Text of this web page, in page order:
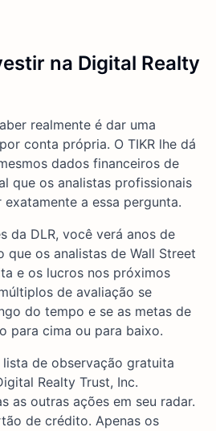
na Digital Realty
realmente é dar uma
conta própria. O TIKR lhe dá
dados financeiros de
que os analistas profissionais
a essa pergunta.
da DLR, você verá anos de
que os analistas de Wall Street
e os lucros nos próximos
de avaliação se
do tempo e se as metas de
para cima ou para baixo.
de observação gratuita
Realty Trust, Inc.
as outras ações em seu radar.
de crédito. Apenas os